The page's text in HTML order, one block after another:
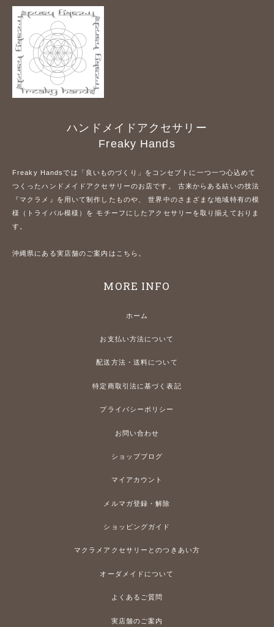
ハンドメイドアクセサリー
Freaky Hands
Freaky Handsでは「良いものづくり」をコンセプトに一つ一つ心込めて
つくったハンドメイドアクセサリーのお店です。 古来からある結いの技法
『マクラメ』を用いて制作したものや、 世界中のさまざまな地域特有の模
様（トライバル模様）を モチーフにしたアクセサリーを取り揃えておりま
す。
沖縄県にある実店舗のご案内はこちら。
MORE INFO
ホーム
お支払い方法について
配送方法・送料について
特定商取引法に基づく表記
プライバシーポリシー
お問い合わせ
ショップブログ
マイアカウント
メルマガ登録・解除
ショッピングガイド
マクラメアクセサリーとのつきあい方
オーダメイドについて
よくあるご質問
実店舗のご案内